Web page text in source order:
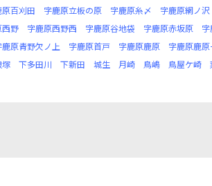
原百刈田 字鹿原立板の原 字鹿原糸〆 字鹿原網ノ沢
西野 字鹿原西野西 字鹿原谷地袋 字鹿原赤坂原
鹿原青野欠ノ上 字鹿原首戸 字鹿原鹿原 字鹿原鹿原
塚 下多田川 下新田 城生 月崎 鳥嶋 鳥屋ケ崎